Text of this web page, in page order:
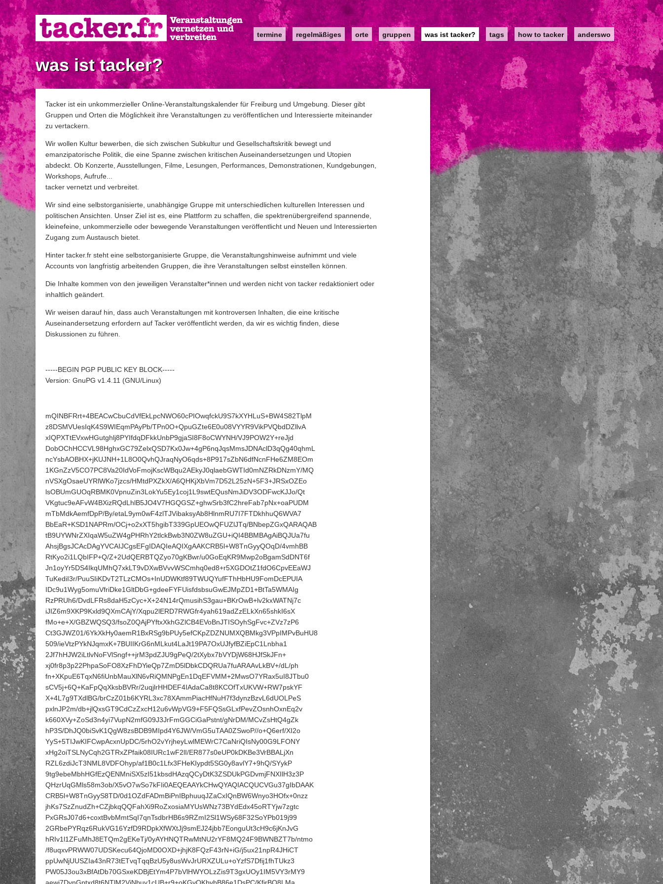
Direkt
zum
Inhalt
Main
navigation
termine regelmäßiges orte gruppen was ist tacker? tags how to tacker anderswo
was ist tacker?
Tacker ist ein unkommerzieller Online-Veranstaltungskalender für Freiburg und Umgebung. Dieser gibt
Gruppen und Orten die Möglichkeit ihre Veranstaltungen zu veröffentlichen und Interessierte miteinander
zu vertackern.
Wir wollen Kultur bewerben, die sich zwischen Subkultur und Gesellschaftskritik bewegt und
emanzipatorische Politik, die eine Spanne zwischen kritischen Auseinandersetzungen und Utopien
abdeckt. Ob Konzerte, Ausstellungen, Filme, Lesungen, Performances, Demonstrationen, Kundgebungen,
Workshops, Aufrufe...
tacker vernetzt und verbreitet.
Wir sind eine selbstorganisierte, unabhängige Gruppe mit unterschiedlichen kulturellen Interessen und
politischen Ansichten. Unser Ziel ist es, eine Plattform zu schaffen, die spektrenübergreifend spannende,
kleinefeine, unkommerzielle oder bewegende Veranstaltungen veröffentlicht und Neuen und Interessierten
Zugang zum Austausch bietet.
Hinter tacker.fr steht eine selbstorganisierte Gruppe, die Veranstaltungshinweise aufnimmt und viele
Accounts von langfristig arbeitenden Gruppen, die ihre Veranstaltungen selbst einstellen können.
Die Inhalte kommen von den jeweiligen Veranstalter*innen und werden nicht von tacker redaktioniert oder
inhaltlich geändert
Wir weisen darauf hin, dass auch Veranstaltungen mit kontroversen Inhalten, die eine kritische
Auseinandersetzung erfordern auf Tacker veröffentlicht werden, da wir es wichtig finden, diese
Diskussionen zu führen.
-----BEGIN PGP PUBLIC KEY BLOCK-----
Version: GnuPG v1.4.11 (GNU/Linux)
mQINBFRrt+4BEACwCbuCdVfEkLpcNWO60cPIOwqfckU9S7kXYHLuS+BW4S82TlpM
z8DSMVUesIqK4S9WIEqmPAyPb/TPn0O+QpuGZte6E0u08VYYR9VikPVQbdDZllvA
xIQPXTtEVxwHGutghlj8PYIfdqDFkkUnbP9gjaSI8F8oCWYNH/VJ9POW2Y+reJjd
DobOChHCCVL98HghxGC79ZelxQSD7Kx0Jw+4gP6nqJqsMmsJDNAclD3qQg40qhmL
ncYsbAOBHX+jKUJNH+1L8O0QvhQJraqNyO6qds+8P917sZbN6dfNcnFHe6ZM8EOm
1KGnZzV5CO7PC8Va20IdVoFmojKscWBqu2AEkyJ0qlaebGWTId0mNZRkDNzmY/MQ
nVSXgOsaeUYRlWKo7jzcs/HMtdPXZkX/A6QHKjXbVm7D52L25zN+5F3+JRSxOZEo
lsOBUmGUOqRBMK0VpnuZin3LokYu5Ey1coj1L9swtEQusNmJiDV3ODFwcKJJo/Qt
VKgtuc9eAFvW4BXizRQdLhlB5JO4V7HGQGSZ+ghwSrb3fC2hreFab7pNx+oaPUDM
mTbMdkAemfDpP/By/etaL9ym0wF4zlTJVibaksyAb8HlnmRU7I7FTDkhhuQ6WVA7
BbEaR+KSD1NAPRm/OCj+o2xXT5hgibT339GpUEOwQFUZlJTq/BNbepZGxQARAQAB
tB9UYWNrZXIqaW5uZW4gPHRhY2tlckBwb3N0ZW8uZGU+iQI4BBMBAgAiBQJUa7fu
AhsjBgsJCAcDAgYVCAIJCgsEFgIDAQIeAQIXgAAKCRB5l+W8TnGyyQOqD/4vmhBB
RtKyo2i1LQbIFP+Q/Z+2UdQERBTQZyo70gKBwr/u0GoEqKR9Mwp2oBgamSdDNT6f
Jn1oyYr5DS4IkqUMhQ7xkLT9vDXwBVvvWSCmhq0ed8+r5XGDOtZ1fdO6CpvEEaWJ
TuKediI3r/PuuSIiKDvT2TLzCMOs+InUDWKtf89TWUQYufFThHbHU9FomDcEPUIA
IDc9u1Wyg5omuVfriDke1GltDbG+gdeeFYFUisfdsbsuGwEJMpZD1+BtTa5WMAIg
RzPRUh6/DvdLFRs8daH5zCyc+X+24N14rQmusihS3gau+BKrOwB+lv2kxWATNj7c
iJIZ6m9XKP9Kxld9QXmCAjY/Xqpu2lERD7RWGfr4yah619adZzELkXn65shkI6sX
fMo+e+X/GBZWQSQ3/fsoZ0QAjPYftxXkhGZlCB4EVoBnJTISOyhSgFvc+ZVz7zP6
Ct3GJWZ01/6YkXkHy0aemR1BxRSg9bPUy5efCKpZDZNUMXQBMkg3VPpIMPvBuHU8
509/ieVtzPYkNJqmxK+7BUIIKrG6nMLkut4LaJt19PA7OxUJfyfBZiEpC1Lnbha1
2Jf7hHJW2iLtlvNoFVlSngf++jrM3pdZJU9gPeQ/2tXybx7bVYDjW68HJfSkJFn+
xj0fr8p3p22PhpaSoFO8XzFhDYieQp7ZmD5lDbkCDQRUa7fuARAAvLkBV+/dL/ph
fn+XKpuE6TqxN6fiUnbMauXlN6vRiQMNPgEn1DqEFVMM+2MwsO7YRax5uI8JTbu0
sCV5j+6Q+KaFpQqXksbBVRr/2uqjlrHHDEF4IAdaCa8t8KCOfTxUKVW+RW7pskYF
X+4L7g9TXdlBG/brCzZ01b6KYRL3xc78XAmmPiacHfNuH7f3dynzBzvL6dUOLPeS
pxlnJP2m/db+jlQxsGT9CdCzZxcH12u6vWpVG9+F5FQSsGLxfPevZOsnhOxnEq2v
k660XVy+ZoSd3n4yi7VupN2mfG09J3JrFmGGCiGaPstnt/gNrDM/MCvZsHtQ4gZk
hP3S/DhJQ0biSvK1QgW8zsBDB9MIpd4Y6JW/VmG5uTAA0ZSwoP//o+Q6erf/XI2o
YyS+5TIJwKIFCwpAcxnUpDC/5rhO2vYrjheyLwlMEWrC7CaNriQIsNy00G9LFONY
xHg2oiTSLNyCqh2GTRxZPfaik08IURc1wF2lI/ER877s0eUP0kDKBe3VrBBALjXn
RZL6zdiJcT3NML8VDFOhyp/af1B0c1Lfx3FHeKIypdt5SG0y8avlY7+9hQ/SYykP
9tg9ebeMbhHGfEzQENMniSX5zI51kbsdHAzqQCyDtK3ZSDUkPGDvmjFNXIlH3z3P
QHzrUqGMls58m3ob/X5vO7wSo7kFIi0AEQEAAYkCHwQYAQIACQUCVGu37gIbDAAK
CRB5l+W8TnGyyS8TD/0d1OZdFADmBiPnIBphuuqJZaCxIQnBW6Wnyo3HOfx+0nzz
jhKs7SzZnudZh+CZjbkqQQFahXi9RoZxosiaMYUsWNz73BYdEdx45oRTYjw7zgtc
PxGRsJ07d6+coxtBvbMmtSqI7qnTsdbrHB6s9RZmI2Sl1WSy68F32SoYPb019j99
2GRbePYRqz6RukVG16YzfD9RDpkXfWXtJj9smEJ24jbb7EonguUt3cH9c6jKnJvG
hRIv1l1ZFuMhJ8ETQm2gEKeTj/0yAYHNQTRwMtNU2rYF8MQ24F9BWNBZT7b/ntmo
/f8uqxvPRWW07UDSKecu64QjoMD0OXD+jhjK8FQzF43rN+iG/j5ux21npR4JHiCT
ppUwNjUUSZIa43nR73tETvqTqqBzU5y8usWvJrURXZULu+oYzfS7Dfij1fhTUkz3
PW05J3ou3xBfAtDb70GSxeKDBjEtYm4P7bVlHWYOLzZis9T3gxUOy1IM5VY3rMY9